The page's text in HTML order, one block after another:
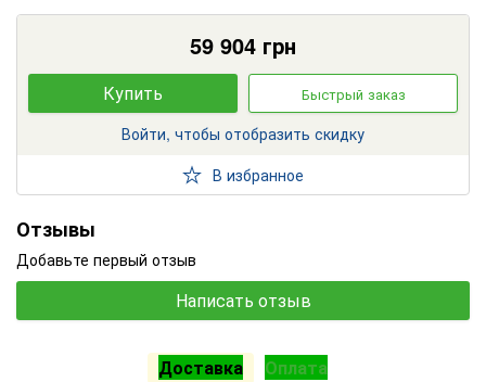
59 904 грн
Купить Быстрый заказ
Войти, чтобы отобразить скидку
В избранное
Отзывы
Добавьте первый отзыв
Написать отзыв
Доставка Оплата